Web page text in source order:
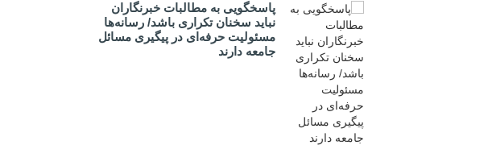
پاسخگویی به مطالبات خبرنگاران
نباید سخنان تکراری باشد/ رسانه‌ها
مسئولیت حرفه‌ای در پیگیری مسائل
جامعه دارند